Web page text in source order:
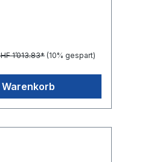
1’013.83* (10% gespart)
Warenkorb